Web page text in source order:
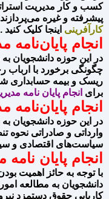
کسب و کار مدیریت
پیشرفته و غیره
کارآفرینی اینجا کلیک کنید .
انجام پایان‌نامه
در این حوزه دانشجویان
چگونگی برخورد با
ریسک و بیمه حسابداری
برای انجام پایان نامه
انجام
در این حوزه دانشجویان
وارداتی و صادراتی نحوه
سیاست‌های اقتصادی و
انجام پایان
با توجه به حائز اهمیت
دانشجویان به مطالعه
کاریابی حقوق دستمزد